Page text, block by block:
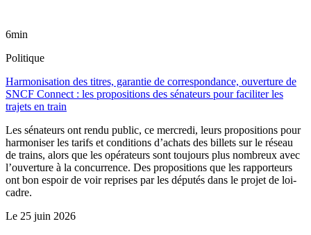
6min
Politique
Harmonisation des titres, garantie de correspondance, ouverture de
SNCF Connect : les propositions des sénateurs pour faciliter les
trajets en train
Les sénateurs ont rendu public, ce mercredi, leurs propositions pour
harmoniser les tarifs et conditions d’achats des billets sur le réseau
de trains, alors que les opérateurs sont toujours plus nombreux avec
l’ouverture à la concurrence. Des propositions que les rapporteurs
ont bon espoir de voir reprises par les députés dans le projet de loi-
cadre.
Le 25 juin 2026